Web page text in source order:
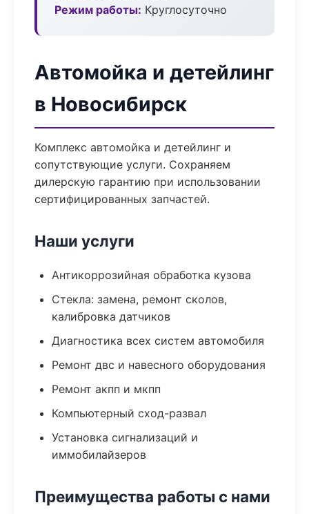
Режим работы: Круглосуточно
Автомойка и детейлинг
в Новосибирск
Комплекс автомойка и детейлинг и
сопутствующие услуги. Сохраняем
дилерскую гарантию при использовании
сертифицированных запчастей.
Наши услуги
Антикоррозийная обработка кузова
Стекла: замена, ремонт сколов,
калибровка датчиков
Диагностика всех систем автомобиля
Ремонт двс и навесного оборудования
Ремонт акпп и мкпп
Компьютерный сход-развал
Установка сигнализаций и
иммобилайзеров
Преимущества работы с нами